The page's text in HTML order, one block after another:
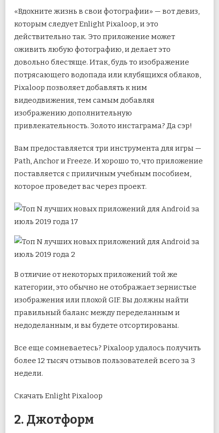
«Вдохните жизнь в свои фотографии» — вот девиз,
которым следует Enlight Pixaloop, и это
действительно так. Это приложение может
оживить любую фотографию, и делает это
довольно блестяще. Итак, будь то изображение
потрясающего водопада или клубящихся облаков,
Pixaloop позволяет добавлять к ним
видеодвижения, тем самым добавляя
изображению дополнительную
привлекательность. Золото инстаграма? Да сэр!
Вам предоставляется три инструмента для игры —
Path, Anchor и Freeze. И хорошо то, что приложение
поставляется с приличным учебным пособием,
которое проведет вас через проект.
В отличие от некоторых приложений той же
категории, это обычно не отображает зернистые
изображения или плохой GIF. Вы должны найти
правильный баланс между переделанным и
недоделанным, и вы будете отсортированы.
Все еще сомневаетесь? Pixaloop удалось получить
более 12 тысяч отзывов пользователей всего за 3
недели.
Скачать Enlight Pixaloop
2. Джотформ